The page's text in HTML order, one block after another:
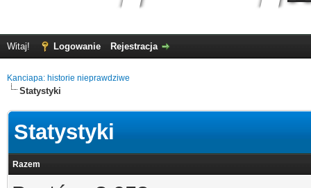
Witaj! Logowanie Rejestracja
Kanciapa: historie nieprawdziwe
Statystyki
Statystyki
Razem